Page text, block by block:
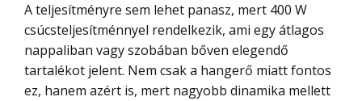
A teljesítményre sem lehet panasz, mert 400 W
csúcsteljesítménnyel rendelkezik, ami egy átlagos
nappaliban vagy szobában bőven elegendő
tartalékot jelent. Nem csak a hangerő miatt fontos
ez, hanem azért is, mert nagyobb dinamika mellett